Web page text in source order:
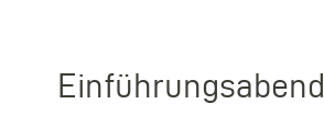
Einführungsabend